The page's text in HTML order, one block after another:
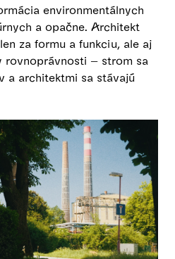
environmentálnych
a opačne. Architekt
za formu a funkciu, ale aj
rovnoprávnosti – strom sa
a architektmi sa stávajú